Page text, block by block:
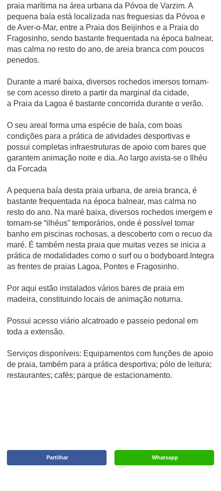
praia marí­tima na área urbana da Póvoa de Varzim. A
pequena baí­a está localizada nas freguesias da Póvoa e
de Aver-o-Mar, entre a Praia dos Beijinhos e a Praia do
Fragosinho, sendo bastante frequentada na época balnear,
mas calma no resto do ano, de areia branca com poucos
penedos.
Durante a maré baixa, diversos rochedos imersos tornam-
se com acesso direto a partir da marginal da cidade,
a Praia da Lagoa é bastante concorrida durante o verão.
O seu areal forma uma espécie de baía, com boas
condições para a prática de atividades desportivas e
possui completas infraestruturas de apoio com bares que
garantem animação noite e dia. Ao largo avista-se o Ilhéu
da Forcada
A pequena baía desta praia urbana, de areia branca, é
bastante frequentada na época balnear, mas calma no
resto do ano. Na maré baixa, diversos rochedos imergem e
tornam-se “ilhéus” temporários, onde é possível tomar
banho em piscinas rochosas, a descoberto com o recuo da
maré. É também nesta praia que muitas vezes se inicia a
prática de modalidades como o surf ou o bodyboard.Integra
as frentes de praias Lagoa, Pontes e Fragosinho.
Por aqui estão instalados vários bares de praia em
madeira, constituindo locais de animação noturna.
Possui acesso viário alcatroado e passeio pedonal em
toda a extensão.
Serviços disponíveis: Equipamentos com funções de apoio
de praia, também para a prática desportiva; pólo de leitura;
restaurantes; cafés; parque de estacionamento.
Whatsapp
Partilhar